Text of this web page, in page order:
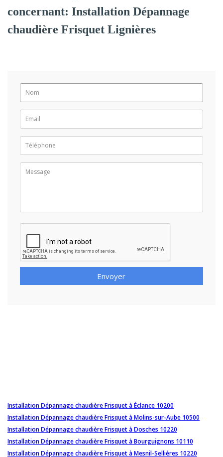
concernant: Installation Dépannage
chaudière Frisquet Lignières
Envoyer
Installation Dépannage chaudière Frisquet à Éclance 10200
Installation Dépannage chaudière Frisquet à Molins-sur-Aube 10500
Installation Dépannage chaudière Frisquet à Dosches 10220
Installation Dépannage chaudière Frisquet à Bourguignons 10110
Installation Dépannage chaudière Frisquet à Mesnil-Sellières 10220